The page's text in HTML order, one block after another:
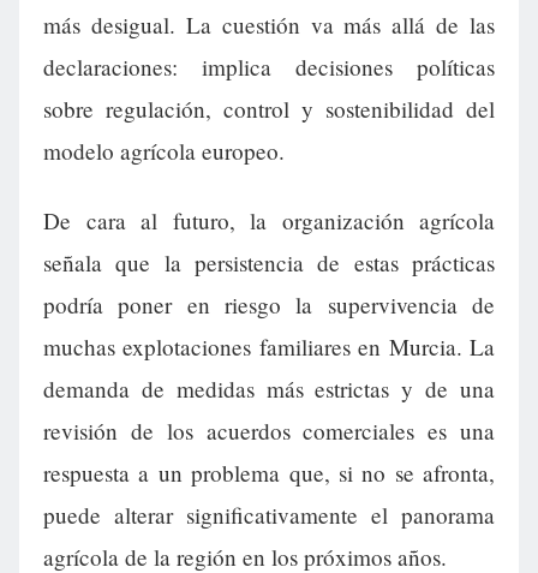
más desigual. La cuestión va más allá de las
declaraciones: implica decisiones políticas
sobre regulación, control y sostenibilidad del
modelo agrícola europeo.
De cara al futuro, la organización agrícola
señala que la persistencia de estas prácticas
podría poner en riesgo la supervivencia de
muchas explotaciones familiares en Murcia. La
demanda de medidas más estrictas y de una
revisión de los acuerdos comerciales es una
respuesta a un problema que, si no se afronta,
puede alterar significativamente el panorama
agrícola de la región en los próximos años.